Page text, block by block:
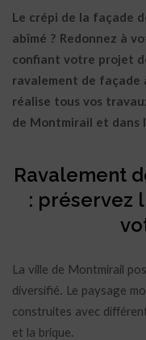
Le crépi de la façade
abîmé ? Redonnez à
confiant votre projet
ravalement de
réalise tous vos
de Montmirail et dans
Ravalement
: préservez
La ville de Montmirail
diversifié. Le paysage
construites avec
et la brique.